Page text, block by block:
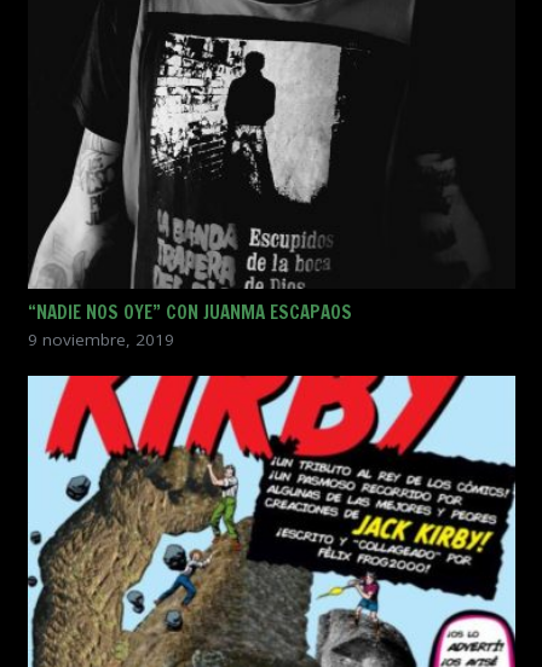
“NADIE NOS OYE” CON JUANMA ESCAPAOS
9 noviembre, 2019